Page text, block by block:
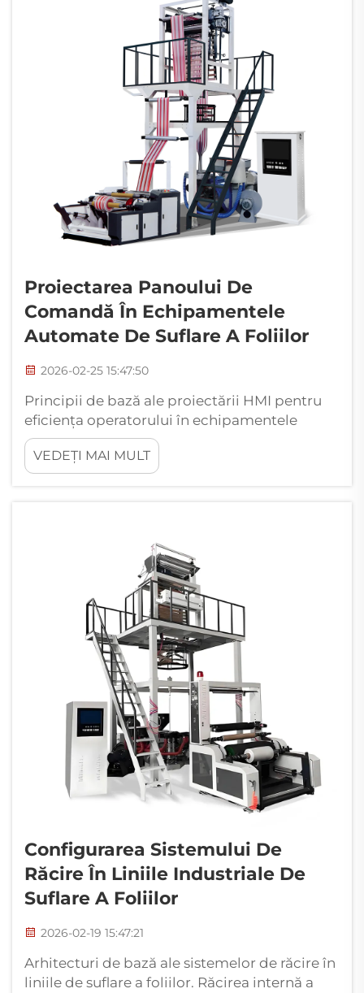
Proiectarea Panoului De
Comandă În Echipamentele
Automate De Suflare A Foliilor
2026-02-25 15:47:50
Principii de bază ale proiectării HMI pentru
eficiența operatorului în echipamentele
automate de suflare a foliilor. Dispunere
ergonomică pe ecranul tactil și navigare
intuitivă pentru ajustarea rapidă a
VEDEȚI MAI MULT
Configurarea Sistemului De
Răcire În Liniile Industriale De
Suflare A Foliilor
2026-02-19 15:47:21
Arhitecturi de bază ale sistemelor de răcire în
liniile de suflare a foliilor. Răcirea internă a